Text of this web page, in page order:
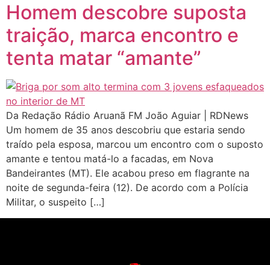
Homem descobre suposta
traição, marca encontro e
tenta matar “amante”
Da Redação Rádio Aruanã FM João Aguiar | RDNews
Um homem de 35 anos descobriu que estaria sendo
traído pela esposa, marcou um encontro com o suposto
amante e tentou matá-lo a facadas, em Nova
Bandeirantes (MT). Ele acabou preso em flagrante na
noite de segunda-feira (12). De acordo com a Polícia
Militar, o suspeito […]